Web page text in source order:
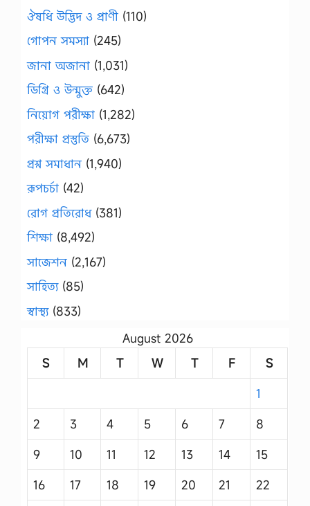
ঔষধি উদ্ভিদ ও প্রাণী (110)
গোপন সমস্যা (245)
জানা অজানা (1,031)
ডিগ্রি ও উন্মুক্ত (642)
নিয়োগ পরীক্ষা (1,282)
পরীক্ষা প্রস্তুতি (6,673)
প্রশ্ন সমাধান (1,940)
রূপচর্চা (42)
রোগ প্রতিরোধ(381)
শিক্ষা (8,492)
সাজেশন (2,167)
সাহিত্য(85)
স্বাস্থ্য(833)
August 2026
S
M T W T F
S
1
2
3 4 5 6 7
8
9
10 11 12 13 14
15
16
17 18 19 20 21 22